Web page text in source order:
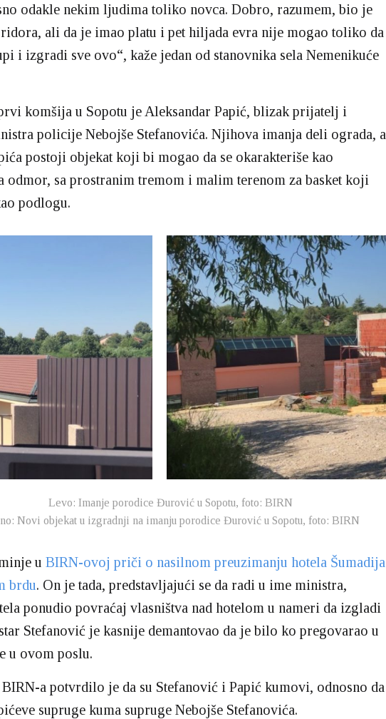
odakle nekim ljudima toliko novca. Dobro, razumem, bio je
ali da je imao platu i pet hiljada evra nije mogao toliko da
i izgradi sve ovo“, kaže jedan od stanovnika sela Nemenikuće
komšija u Sopotu je Aleksandar Papić, blizak prijatelj i
policije Nebojše Stefanovića. Njihova imanja deli ograda, a
postoji objekat koji bi mogao da se okarakteriše kao
odmor, sa prostranim tremom i malim terenom za basket koji
podlogu.
Levo: Imanje porodice Đurović u Sopotu, foto: BIRN
Novi objekat u izgradnji na imanju porodice Đurović u Sopotu, foto: BIRN
u BIRN-ovoj priči o nasilnom preuzimanju hotela Šumadija
brdu. On je tada, predstavljajući se da radi u ime ministra,
ponudio povraćaj vlasništva nad hotelom u nameri da izgladi
Stefanović je kasnije demantovao da je bilo ko pregovarao u
u ovom poslu.
a potvrdilo je da su Stefanović i Papić kumovi, odnosno da
supruge kuma supruge Nebojše Stefanovića.